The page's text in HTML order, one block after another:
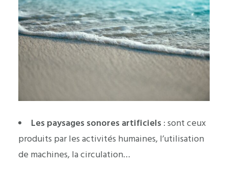
Les paysages sonores artificiels : sont ceux
produits par les activités humaines, l’utilisation
de machines, la circulation…